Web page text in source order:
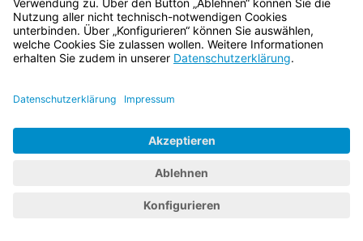
Impressum
Barrierefreiheit
Hilfe
SchriftgrößeKontrastwechsel